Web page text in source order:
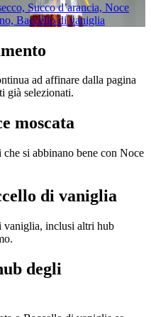
Succo d’arancia, Noce
Baccello di vaniglia
ad affinare dalla pagina
già selezionati.
moscata
si abbinano bene con Noce
di vaniglia
vaniglia, inclusi altri hub
degli